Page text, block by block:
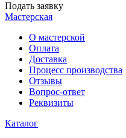
Подать заявку
Мастерская
О мастерской
Оплата
Доставка
Процесс производства
Отзывы
Вопрос-ответ
Реквизиты
Каталог